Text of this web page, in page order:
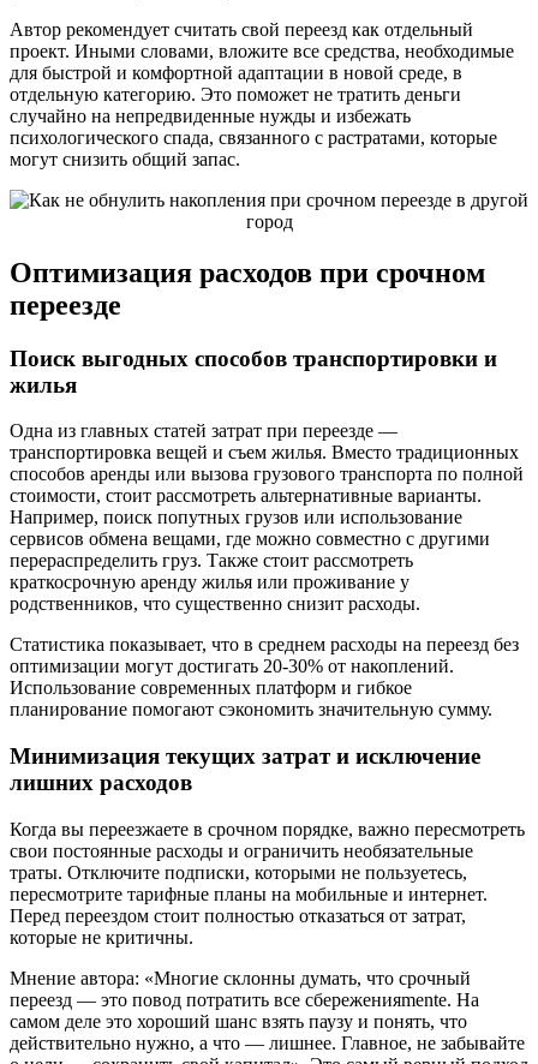
Автор рекомендует считать свой переезд как отдельный
проект. Иными словами, вложите все средства, необходимые
для быстрой и комфортной адаптации в новой среде, в
отдельную категорию. Это поможет не тратить деньги
случайно на непредвиденные нужды и избежать
психологического спада, связанного с растратами, которые
могут снизить общий запас.
Оптимизация расходов при срочном
переезде
Поиск выгодных способов транспортировки и
жилья
Одна из главных статей затрат при переезде —
транспортировка вещей и съем жилья. Вместо традиционных
способов аренды или вызова грузового транспорта по полной
стоимости, стоит рассмотреть альтернативные варианты.
Например, поиск попутных грузов или использование
сервисов обмена вещами, где можно совместно с другими
перераспределить груз. Также стоит рассмотреть
краткосрочную аренду жилья или проживание у
родственников, что существенно снизит расходы.
Статистика показывает, что в среднем расходы на переезд без
оптимизации могут достигать 20-30% от накоплений.
Использование современных платформ и гибкое
планирование помогают сэкономить значительную сумму.
Минимизация текущих затрат и исключение
лишних расходов
Когда вы переезжаете в срочном порядке, важно пересмотреть
свои постоянные расходы и ограничить необязательные
траты. Отключите подписки, которыми не пользуетесь,
пересмотрите тарифные планы на мобильные и интернет.
Перед переездом стоит полностью отказаться от затрат,
которые не критичны.
Мнение автора: «Многие склонны думать, что срочный
переезд — это повод потратить все сбереженияmente. На
самом деле это хороший шанс взять паузу и понять, что
действительно нужно, а что — лишнее. Главное, не забывайте